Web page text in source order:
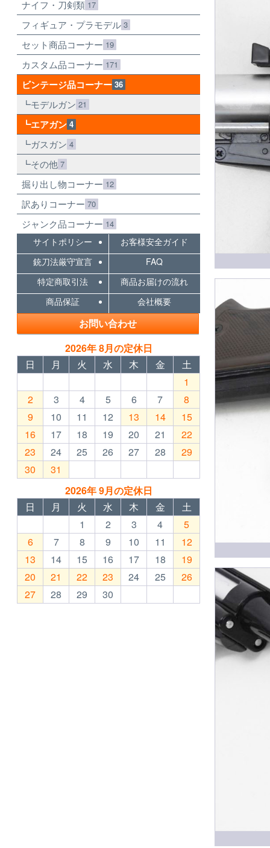
ナイフ・刀剣類 17
フィギュア・プラモデル 3
セット商品コーナー 19
カスタム品コーナー 171
ビンテージ品コーナー 36
モデルガン 21
エアガン 4
ガスガン 4
その他 7
掘り出し物コーナー 12
訳ありコーナー 70
ジャンク品コーナー 14
サイトポリシー
お客様安全ガイド
銃刀法厳守宣言
FAQ
特定商取引法
商品お届けの流れ
商品保証
会社概要
お問い合わせ
2026年 8月の定休日
日
月 火 水 木 金
土
1
2
3 4 5 6 7
8
9
10 11 12 13 14
15
16
17 18 19 20 21
22
23
24 25 26 27 28
29
30
31
2026年 9月の定休日
日
月 火 水 木 金
土
1
2 3 4
5
6
7 8 9 10 11
12
13
14 15 16 17 18
19
20
21 22 23 24 25
26
27
28 29 30